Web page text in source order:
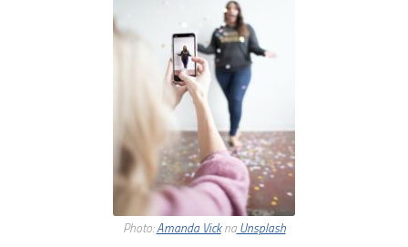
Photo:Amanda VicknaUnsplash